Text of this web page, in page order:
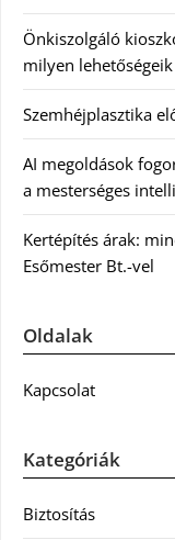
Önkiszolgáló
milyen
Szemhéjplasztika
AI megoldások
a mesterséges
Kertépítés árak:
Esőmester Bt.-vel
Oldalak
Kapcsolat
Kategóriák
Biztosítás